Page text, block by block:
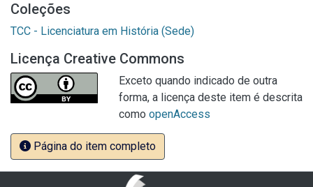
Coleções
TCC - Licenciatura em História (Sede)
Licença Creative Commons
Exceto quando indicado de outra
forma, a licença deste item é descrita
como openAccess
Página do item completo